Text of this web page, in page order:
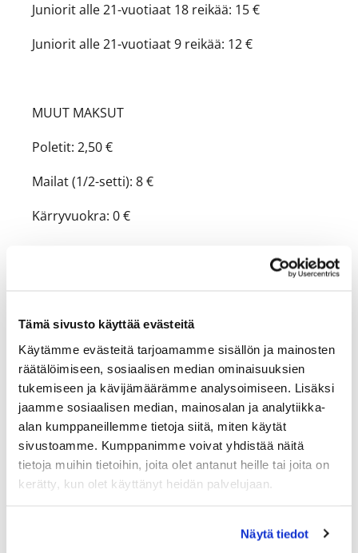
Tämä sivusto käyttää evästeitä
Käytämme evästeitä tarjoamamme sisällön ja mainosten
räätälöimiseen, sosiaalisen median ominaisuuksien
tukemiseen ja kävijämäärämme analysoimiseen. Lisäksi
jaamme sosiaalisen median, mainosalan ja analytiikka-
alan kumppaneillemme tietoja siitä, miten käytät
sivustoamme. Kumppanimme voivat yhdistää näitä
tietoja muihin tietoihin, joita olet antanut heille tai joita on
kerätty, kun olet käyttänyt heidän palvelujaan.
Näytä tiedot
Juniorit alle 21-vuotiaat 18 reikää: 15 €
Juniorit alle 21-vuotiaat 9 reikää: 12 €
MUUT MAKSUT
Poletit: 2,50 €
Mailat (1/2-setti): 8 €
Kärryvuokra: 0 €
Golfauto 18 reikää: 35 €
Bägikaappi
Koko kausi: 50 €
1 kuukausi: 25 €
Muita maksuja koskevia tietoja: